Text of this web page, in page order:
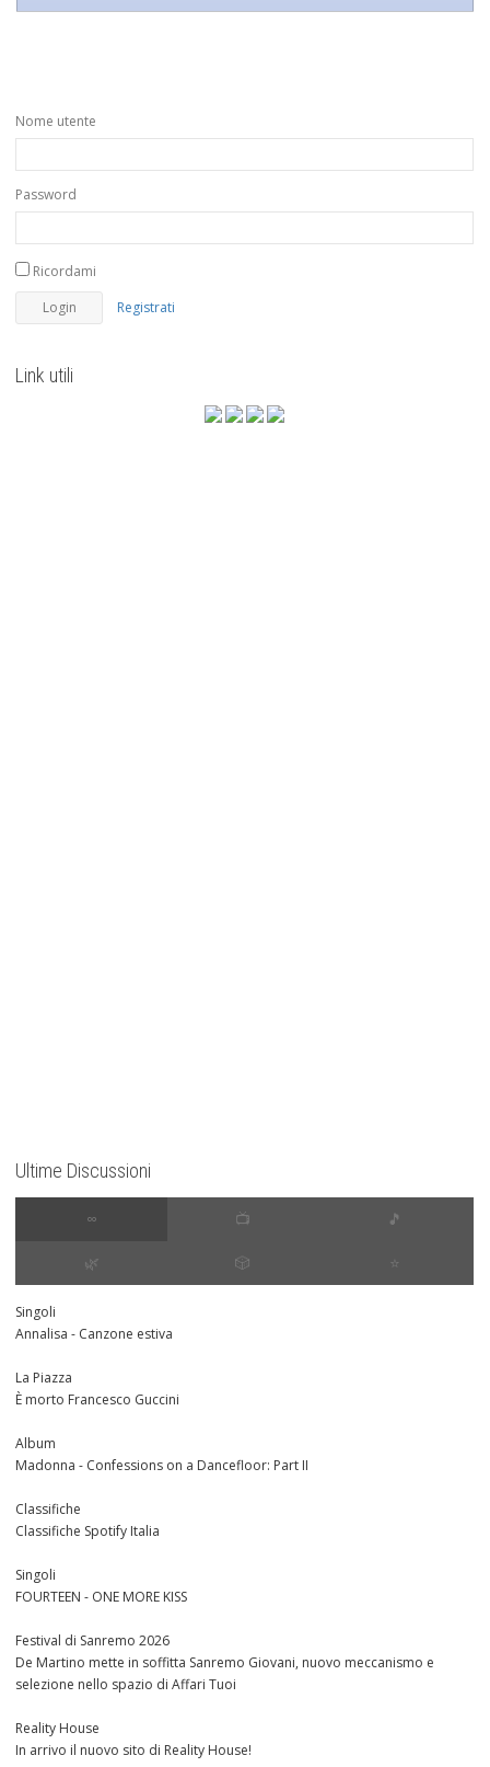
Nome utente
Password
Ricordami
Registrati
Link utili
Ultime Discussioni
∞ 📺 🎵
🌿 🎲 ⭐️
Singoli
Annalisa - Canzone estiva
La Piazza
È morto Francesco Guccini
Album
Madonna - Confessions on a Dancefloor: Part II
Classifiche
Classifiche Spotify Italia
Singoli
FOURTEEN - ONE MORE KISS
Festival di Sanremo 2026
De Martino mette in soffitta Sanremo Giovani, nuovo meccanismo e
selezione nello spazio di Affari Tuoi
Reality House
In arrivo il nuovo sito di Reality House!